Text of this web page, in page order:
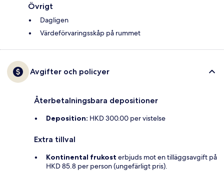
Övrigt
Dagligen
Värdeförvaringsskåp på rummet
Avgifter och policyer
Återbetalningsbara depositioner
Deposition: HKD 300.00 per vistelse
Extra tillval
Kontinental frukost erbjuds mot en tilläggsavgift på
HKD 85.8 per person (ungefärligt pris).